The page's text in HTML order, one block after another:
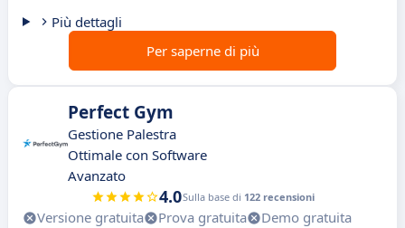
Più dettagli
Per saperne di più
Perfect Gym
Gestione Palestra
Ottimale con Software
Avanzato
4.0Sulla base di 122 recensioni
Versione gratuita Prova gratuita
Demo gratuita